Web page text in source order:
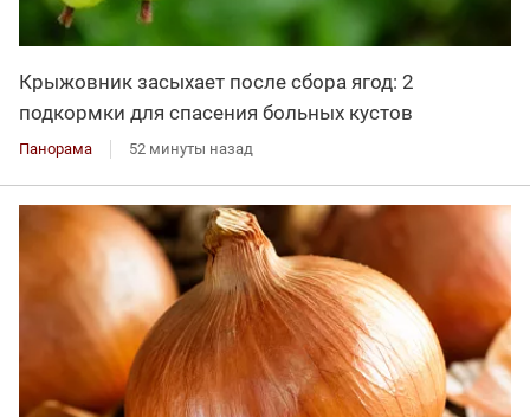
Крыжовник засыхает после сбора ягод: 2
подкормки для спасения больных кустов
Панорама 52 минуты назад